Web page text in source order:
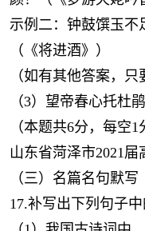
示例二：钟鼓馔玉不
（《将进酒》）
（如有其他答案，只
（3）望帝春心托
（本题共6分，每空
山东省菏泽市2021
（三）名篇名句默写
17.补写出下列句子